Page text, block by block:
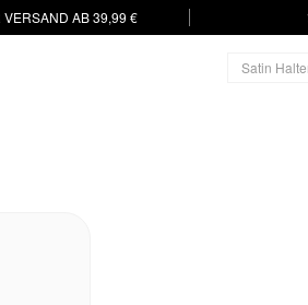
VERSAND AB 39,99 €